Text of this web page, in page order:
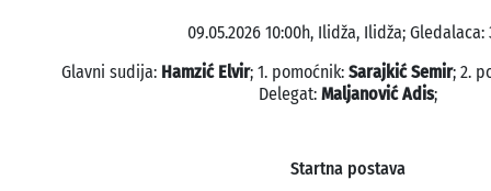
09.05.2026 10:00h, Ilidža, Ilidža; Gledalaca:
Glavni sudija: Hamzić Elvir; 1. pomoćnik: Sarajkić Semir; 2.
Delegat: Maljanović Adis;
Startna postava